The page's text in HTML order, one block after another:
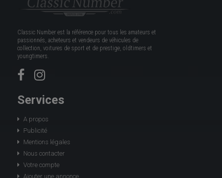
Classic Number est la référence pour tous les amateurs et
passionnés, acheteurs et vendeurs de véhicules de
collection, voitures de sport et de prestige, oldtimers et
youngtimers.
Services
A propos
Publicité
Mentions légales
Nous contacter
Votre compte
Ajouter une annonce